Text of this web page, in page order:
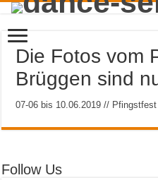
Die Fotos vom
Brüggen sind
07-06 bis 10.06.2019 //
Follow Us